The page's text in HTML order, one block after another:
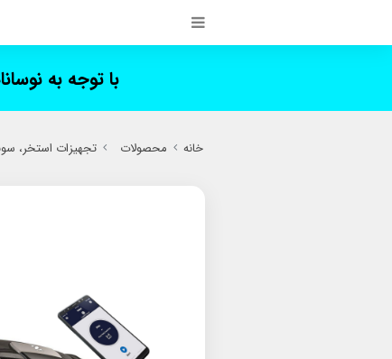
با توجه به
خانه محصولات تجهیزات استخر،